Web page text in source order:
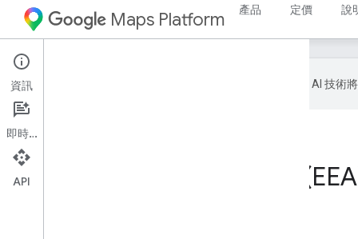
Maps Platform 產品 定價 說
Google 會運用 AI 技術
針對歐洲經濟區
資訊
即時通訊
API